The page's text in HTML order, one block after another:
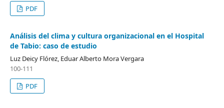
PDF
Análisis del clima y cultura organizacional en el Hospital
de Tabio: caso de estudio
Luz Deicy Flórez, Eduar Alberto Mora Vergara
100-111
PDF